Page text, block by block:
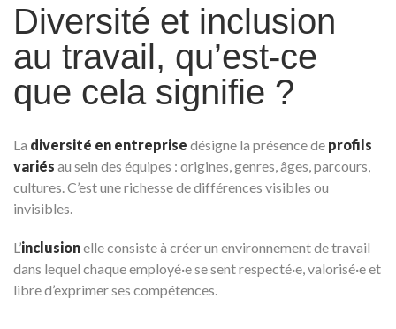
Diversité et inclusion
au travail, qu’est-ce
que cela signifie ?
La diversité en entreprise désigne la présence de profils
variés au sein des équipes : origines, genres, âges, parcours,
cultures. C’est une richesse de différences visibles ou
invisibles.
L’inclusionelle consiste à créer un environnement de travail
dans lequel chaque employé·e se sent respecté·e, valorisé·e et
libre d’exprimer ses compétences.